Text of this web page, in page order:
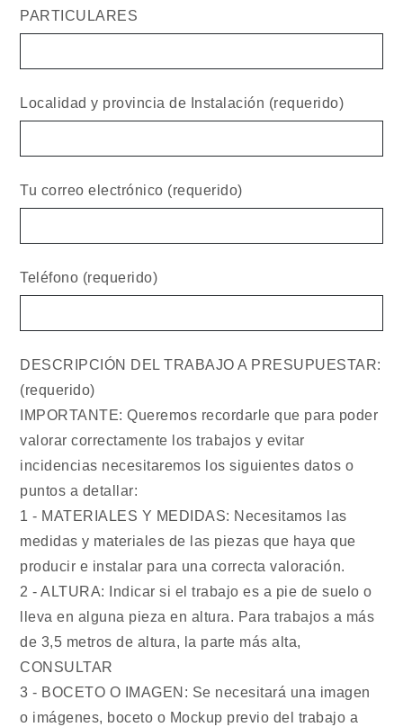
PARTICULARES
Localidad y provincia de Instalación (requerido)
Tu correo electrónico (requerido)
Teléfono (requerido)
DESCRIPCIÓN DEL TRABAJO A PRESUPUESTAR:
(requerido)
IMPORTANTE: Queremos recordarle que para poder
valorar correctamente los trabajos y evitar
incidencias necesitaremos los siguientes datos o
puntos a detallar:
1 - MATERIALES Y MEDIDAS: Necesitamos las
medidas y materiales de las piezas que haya que
producir e instalar para una correcta valoración.
2 - ALTURA: Indicar si el trabajo es a pie de suelo o
lleva en alguna pieza en altura. Para trabajos a más
de 3,5 metros de altura, la parte más alta,
CONSULTAR
3 - BOCETO O IMAGEN: Se necesitará una imagen
o imágenes, boceto o Mockup previo del trabajo a